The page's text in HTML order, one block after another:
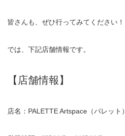
皆さんも、ぜひ行ってみてください！
では、下記店舗情報です。
【店舗情報】
店名：PALETTE Artspace（パレット）